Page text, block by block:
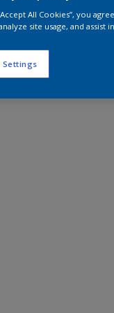
All Cookies”, you
site usage, and assist
Settings